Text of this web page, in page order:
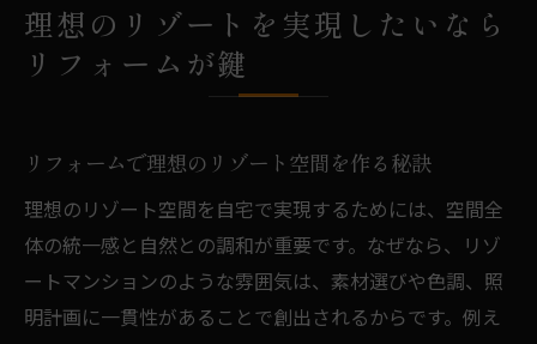
理想のリゾートを実現したいなら
リフォームが鍵
リフォームで理想のリゾート空間を作る秘訣
理想のリゾート空間を自宅で実現するためには、空間全
体の統一感と自然との調和が重要です。なぜなら、リゾ
ートマンションのような雰囲気は、素材選びや色調、照
明計画に一貫性があることで創出されるからです。例え